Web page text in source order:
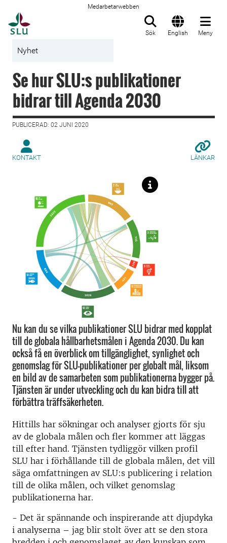
Medarbetarwebben
Sök English Meny
Nyhet
Se hur SLU:s publikationer
bidrar till Agenda 2030
PUBLICERAD: 02 JUNI 2020
KONTAKT LÄNKAR
Nu kan du se vilka publikationer SLU bidrar med kopplat
till de globala hållbarhetsmålen i Agenda 2030. Du kan
också få en överblick om tillgänglighet, synlighet och
genomslag för SLU-publikationer per globalt mål, liksom
en bild av de samarbeten som publikationerna bygger på.
Tjänsten är under utveckling och du kan bidra till att
förbättra träffsäkerheten.
Hittills har sökningar och analyser gjorts för sju
av de globala målen och fler kommer att läggas
till efter hand. Tjänsten tydliggör vilken profil
SLU har i förhållande till de globala målen, det vill
säga omfattningen av SLU:s publicering i relation
till de olika målen, och vilket genomslag
publikationerna har.
- Det är spännande och inspirerande att djupdyka
i analyserna – jag blir stolt över att se den stora